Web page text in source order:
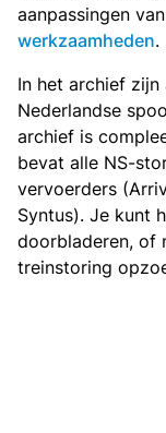
aanpassingen
werkzaamheden.
In het archief
Nederlandse
archief is
bevat alle NS-
vervoerders
Syntus). Je kunt
doorbladeren, of
treinstoring